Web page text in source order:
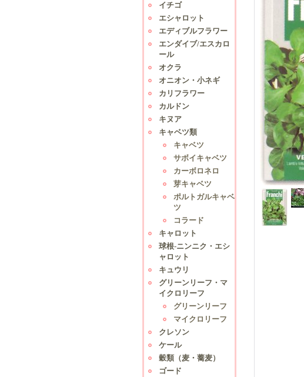
イチゴ
エシャロット
エディブルフラワー
エンダイブ/エスカロ
ール
オクラ
オニオン・小ネギ
カリフラワー
カルドン
キヌア
キャベツ類
キャベツ
サボイキャベツ
カーボロネロ
芽キャベツ
ポルトガルキャベ
ツ
コラード
キャロット
球根-ニンニク・エシ
ャロット
キュウリ
グリーンリーフ・マ
イクロリーフ
グリーンリーフ
マイクロリーフ
クレソン
ケール
穀類（麦・蕎麦）
ゴード